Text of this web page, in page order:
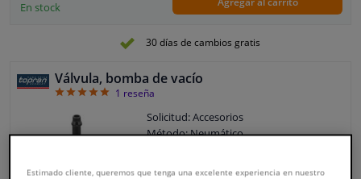
En stock
30 días de cambios gratis
Válvula, bomba de vacío
51 reseña
Solicitud: Accesorios
Método: Neumático
Estimado cliente, queremos que tenga una excelente experiencia en nuestro